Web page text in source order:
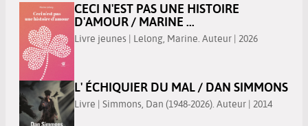
CECI N'EST PAS UNE HISTOIRE
D'AMOUR / MARINE ...
Livre jeunes | Lelong, Marine. Auteur | 2026
L' ÉCHIQUIER DU MAL / DAN SIMMONS
Livre | Simmons, Dan (1948-2026). Auteur | 2014